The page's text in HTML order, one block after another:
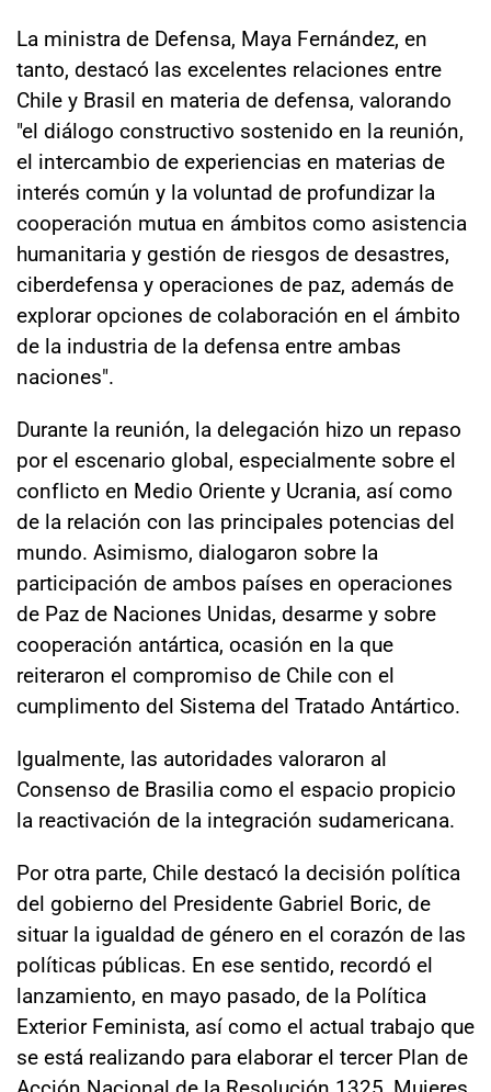
La ministra de Defensa, Maya Fernández, en
tanto, destacó las excelentes relaciones entre
Chile y Brasil en materia de defensa, valorando
"el diálogo constructivo sostenido en la reunión,
el intercambio de experiencias en materias de
interés común y la voluntad de profundizar la
cooperación mutua en ámbitos como asistencia
humanitaria y gestión de riesgos de desastres,
ciberdefensa y operaciones de paz, además de
explorar opciones de colaboración en el ámbito
de la industria de la defensa entre ambas
naciones".
Durante la reunión, la delegación hizo un repaso
por el escenario global, especialmente sobre el
conflicto en Medio Oriente y Ucrania, así como
de la relación con las principales potencias del
mundo. Asimismo, dialogaron sobre la
participación de ambos países en operaciones
de Paz de Naciones Unidas, desarme y sobre
cooperación antártica, ocasión en la que
reiteraron el compromiso de Chile con el
cumplimento del Sistema del Tratado Antártico.
Igualmente, las autoridades valoraron al
Consenso de Brasilia como el espacio propicio
la reactivación de la integración sudamericana.
Por otra parte, Chile destacó la decisión política
del gobierno del Presidente Gabriel Boric, de
situar la igualdad de género en el corazón de las
políticas públicas. En ese sentido, recordó el
lanzamiento, en mayo pasado, de la Política
Exterior Feminista, así como el actual trabajo que
se está realizando para elaborar el tercer Plan de